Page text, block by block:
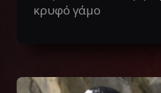
κρυφό γάμο